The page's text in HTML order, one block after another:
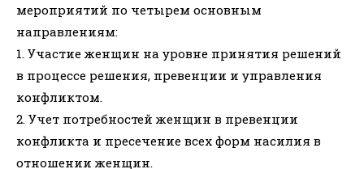
мероприятий по четырем основным
направлениям:
1. Участие женщин на уровне принятия решений
в процессе решения, превенции и управления
конфликтом.
2. Учет потребностей женщин в превенции
конфликта и пресечение всех форм насилия в
отношении женщин.